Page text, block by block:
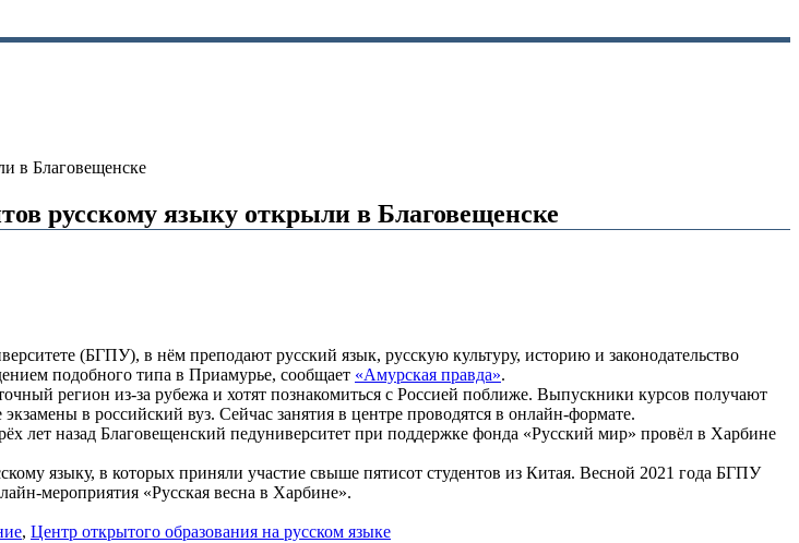
в Благовещенске
русскому языку открыли в Благовещенске
(БГПУ), в нём преподают русский язык, русскую культуру, историю и законодательство
подобного типа в Приамурье, сообщает «Амурская правда».
регион из-за рубежа и хотят познакомиться с Россией поближе. Выпускники курсов получают
в российский вуз. Сейчас занятия в центре проводятся в онлайн-формате.
лет назад Благовещенский педуниверситет при поддержке фонда «Русский мир» провёл в Харбине
языку, в которых приняли участие свыше пятисот студентов из Китая. Весной 2021 года БГПУ
мероприятия «Русская весна в Харбине».
, Центр открытого образования на русском языке